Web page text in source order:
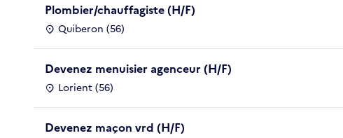
Plombier/chauffagiste (H/F)
Quiberon (56)
Devenez menuisier agenceur (H/F)
Lorient (56)
Devenez maçon vrd (H/F)